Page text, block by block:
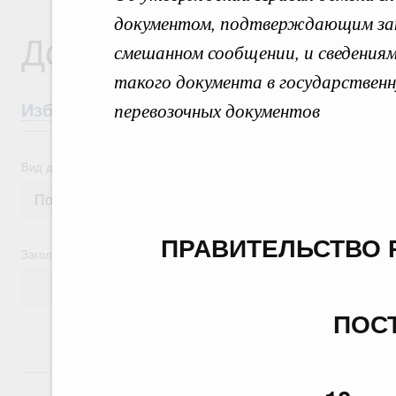
документом, подтверждающим
смешанном сообщении, и
такого документа в
перевозочных документов
Документы
Избранные документы со справками к
Вид документа
Заголовок или текст документа